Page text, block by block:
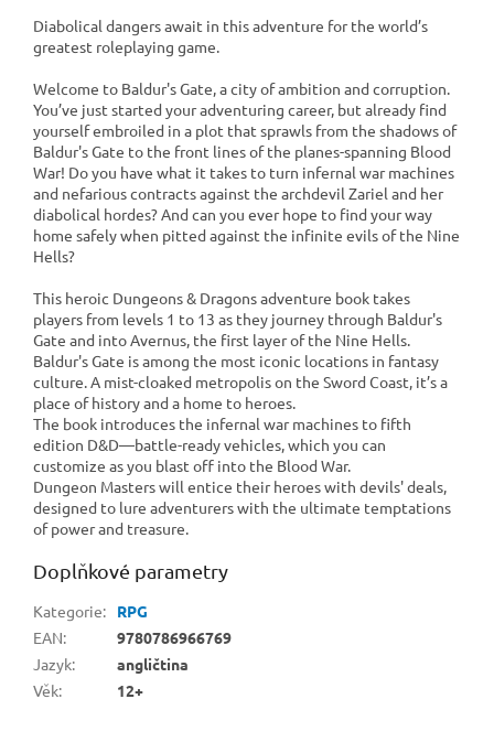
Diabolical dangers await in this adventure for the world’s
greatest roleplaying game.
Welcome to Baldur's Gate, a city of ambition and corruption.
You’ve just started your adventuring career, but already find
yourself embroiled in a plot that sprawls from the shadows of
Baldur's Gate to the front lines of the planes-spanning Blood
War! Do you have what it takes to turn infernal war machines
and nefarious contracts against the archdevil Zariel and her
diabolical hordes? And can you ever hope to find your way
home safely when pitted against the infinite evils of the Nine
Hells?
This heroic Dungeons & Dragons adventure book takes
players from levels 1 to 13 as they journey through Baldur's
Gate and into Avernus, the first layer of the Nine Hells.
Baldur's Gate is among the most iconic locations in fantasy
culture. A mist-cloaked metropolis on the Sword Coast, it’s a
place of history and a home to heroes.
The book introduces the infernal war machines to fifth
edition D&D—battle-ready vehicles, which you can
customize as you blast off into the Blood War.
Dungeon Masters will entice their heroes with devils' deals,
designed to lure adventurers with the ultimate temptations
of power and treasure.
Doplňkové parametry
Kategorie:
RPG
EAN:
9780786966769
Jazyk:
angličtina
Věk: 12+